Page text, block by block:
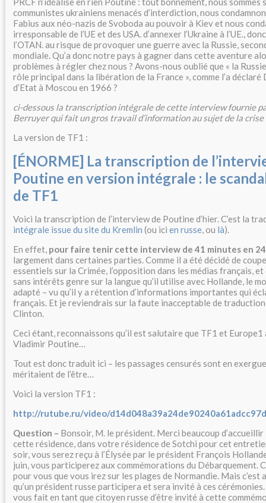
communistes ukrainiens menacés d’interdiction, nous
Fabius aux néo-nazis de Svoboda au pouvoir à Kiev et nous
irresponsable de l’UE et des USA. d’annexer l’Ukraine à l’UE.,
l’OTAN. au risque de provoquer une guerre avec la Russie,
mondiale. Qu’a donc notre pays à gagner dans cette aventure
problèmes à régler chez nous ? Avons-nous oublié que « la
rôle principal dans la libération de la France », comme l’a
d’Etat à Moscou en 1966 ?
ci-dessous la transcription intégrale de cette interview fournie
Berruyer qui fait un gros travail d’information au sujet de la crise
La version de TF1 :
[ÉNORME] La transcription de
Poutine en version intégrale : le
de TF1
Voici la transcription de l’interview de Poutine d’hier. C’est la
intégrale issue du site du Kremlin (ou ici en russe, ou là).
En effet, pour faire tenir cette interview de 41 minutes en
largement dans certaines parties. Comme il a été décidé de
essentiels sur la Crimée, l’opposition dans les médias français,
sans intérêts genre sur la langue qu’il utilise avec Hollande, le
adapté – vu qu’il y a rétention d’informations importantes qui
français. Et je reviendrais sur la faute inacceptable de
Clinton.
Ceci étant, reconnaissons qu’il est salutaire que TF1 et
Vladimir Poutine…
Tout est donc traduit ici – les passages censurés sont en
méritaient de l’être…
Voici la version TF1 :
http://rutube.ru/video/
Question – Bonsoir, M. le président. Merci beaucoup
cette résidence, dans votre résidence de Sotchi pour cet
soir, vous serez reçu à l’Élysée par le président François
juin, vous participerez aux commémorations du Débarquement.
pour vous que vous irez sur les plages de Normandie. Mais c’est
qu’un président russe participera et sera invité à ces cérémonies.
vous fait en tant que citoyen russe d’être invité à cette